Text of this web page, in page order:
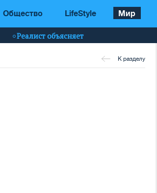
Общество LifeStyle Мир
Реалист объясняет
К разделу